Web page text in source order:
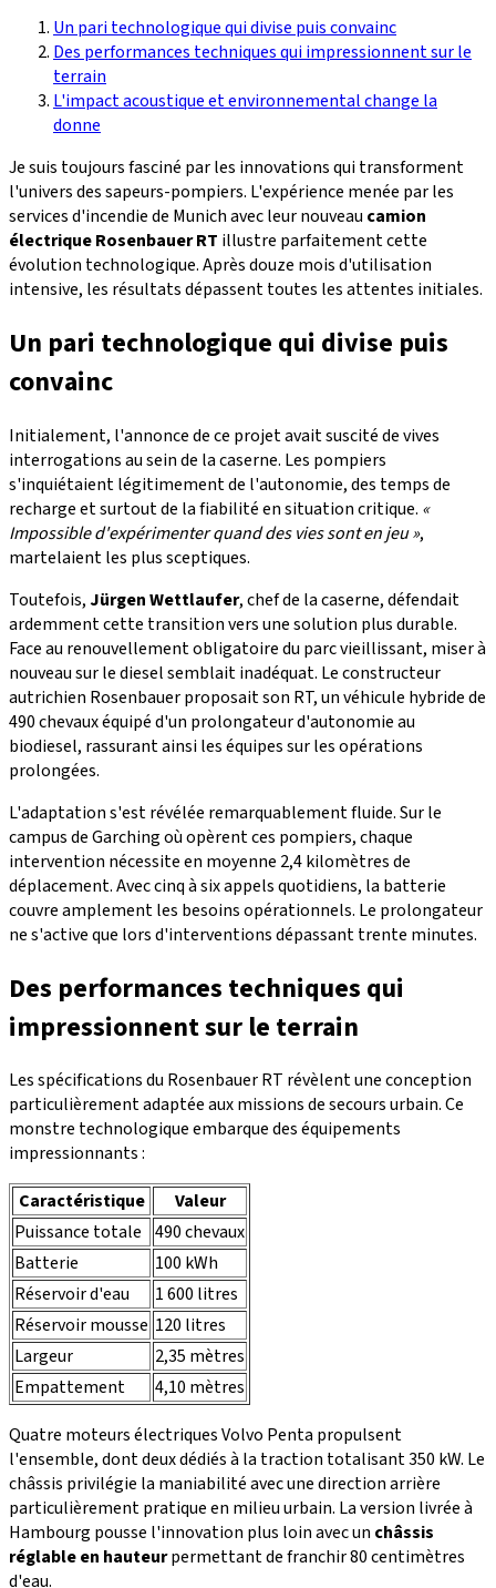
Un pari technologique qui divise puis convainc
Des performances techniques qui impressionnent sur le
terrain
L'impact acoustique et environnemental change la
donne
Je suis toujours fasciné par les innovations qui transforment
l'univers des sapeurs-pompiers. L'expérience menée par les
services d'incendie de Munich avec leur nouveau camion
électrique Rosenbauer RT illustre parfaitement cette
évolution technologique. Après douze mois d'utilisation
intensive, les résultats dépassent toutes les attentes initiales.
Un pari technologique qui divise puis
convainc
Initialement, l'annonce de ce projet avait suscité de vives
interrogations au sein de la caserne. Les pompiers
s'inquiétaient légitimement de l'autonomie, des temps de
recharge et surtout de la fiabilité en situation critique. «
Impossible d'expérimenter quand des vies sont en jeu »,
martelaient les plus sceptiques.
Toutefois,Jürgen Wettlaufer, chef de la caserne, défendait
ardemment cette transition vers une solution plus durable.
Face au renouvellement obligatoire du parc vieillissant, miser à
nouveau sur le diesel semblait inadéquat. Le constructeur
autrichien Rosenbauer proposait son RT, un véhicule hybride de
490 chevaux équipé d'un prolongateur d'autonomie au
biodiesel, rassurant ainsi les équipes sur les opérations
prolongées.
L'adaptation s'est révélée remarquablement fluide. Sur le
campus de Garching où opèrent ces pompiers, chaque
intervention nécessite en moyenne 2,4 kilomètres de
déplacement. Avec cinq à six appels quotidiens, la batterie
couvre amplement les besoins opérationnels. Le prolongateur
ne s'active que lors d'interventions dépassant trente minutes.
Des performances techniques qui
impressionnent sur le terrain
Les spécifications du Rosenbauer RT révèlent une conception
particulièrement adaptée aux missions de secours urbain. Ce
monstre technologique embarque des équipements
impressionnants :
Caractéristique
Valeur
Puissance totale 490 chevaux
Batterie
100 kWh
Réservoir d'eau
1 600 litres
Réservoir mousse 120 litres
Largeur
2,35 mètres
Empattement
4,10 mètres
Quatre moteurs électriques Volvo Penta propulsent
l'ensemble, dont deux dédiés à la traction totalisant 350 kW. Le
châssis privilégie la maniabilité avec une direction arrière
particulièrement pratique en milieu urbain. La version livrée à
Hambourg pousse l'innovation plus loin avec un châssis
réglable en hauteurpermettant de franchir 80 centimètres
d'eau.